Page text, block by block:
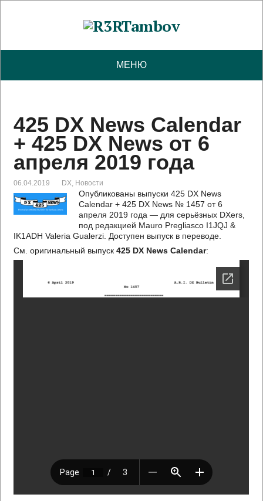
МЕНЮ
425 DX News Calendar
+ 425 DX News от 6
апреля 2019 года
06.04.2019 DX, Новости
Опубликованы выпуски 425 DX News
Calendar + 425 DX News № 1457 от 6
апреля 2019 года — для серьёзных DXers,
под редакцией Mauro Pregliasco I1JQJ &
IK1ADH Valeria Gualerzi. Доступен выпуск в переводе.
См. оригинальный выпуск425 DX News Calendar: